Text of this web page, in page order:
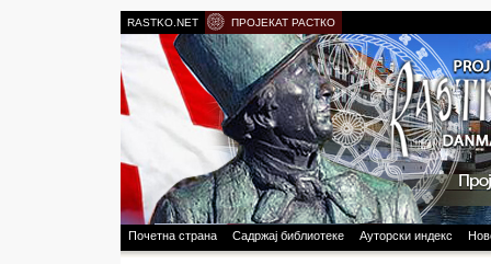
RASTKO.NET ПРОЈЕКАТ РАСТКО
Почетна страна Садржај библиотеке Ауторски индекс